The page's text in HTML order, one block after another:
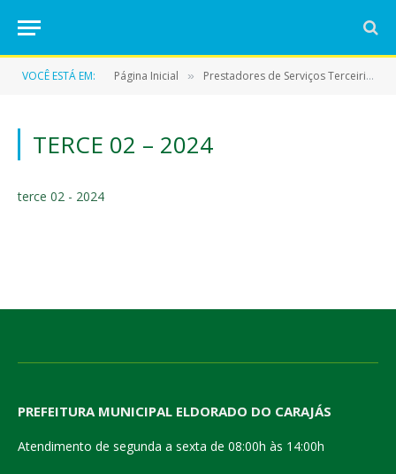
VOCÊ ESTÁ EM: Página Inicial » Prestadores de Serviços Terceirizados
TERCE 02 – 2024
terce 02 - 2024
PREFEITURA MUNICIPAL ELDORADO DO CARAJÁS
Atendimento de segunda a sexta de 08:00h às 14:00h